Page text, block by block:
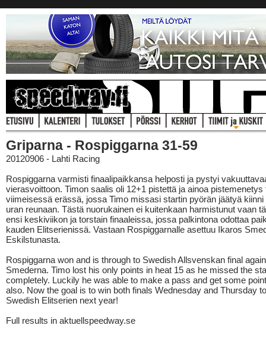
Griparna - Rospiggarna 31-59
20120906 - Lahti Racing
Rospiggarna varmisti finaalipaikkansa helposti ja pystyi
vierasvoittoon. Timon saalis oli 12+1 pistettä ja ainoa pistemenetys
viimeisessä erässä, jossa Timo missasi startin pyörän jäätyä
uran reunaan. Tästä nuorukainen ei kuitenkaan harmistunut vaan
ensi keskiviikon ja torstain finaaleissa, jossa palkintona odottaa
kauden Elitserienissä. Vastaan Rospiggarnalle asettuu Ikaros
Eskilstunasta.
Rospiggarna won and is through to Swedish Allsvenskan final
Smederna. Timo lost his only points in heat 15 as he missed the
completely. Luckily he was able to make a pass and get some
also. Now the goal is to win both finals Wednesday and Thursday
Swedish Elitserien next year!
Full results in aktuellspeedway.se